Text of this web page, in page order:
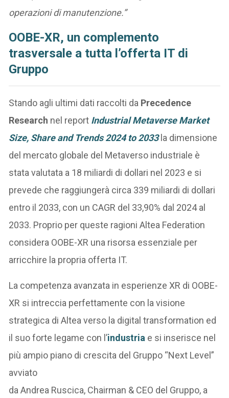
operazioni di manutenzione.”
OOBE-XR, un complemento
trasversale a tutta l’offerta IT di
Gruppo
Stando agli ultimi dati raccolti da Precedence
Research nel report Industrial Metaverse Market
Size, Share and Trends 2024 to 2033la dimensione
del mercato globale del Metaverso industriale è
stata valutata a 18 miliardi di dollari nel 2023 e si
prevede che raggiungerà circa 339 miliardi di dollari
entro il 2033, con un CAGR del 33,90% dal 2024 al
2033. Proprio per queste ragioni Altea Federation
considera OOBE-XR una risorsa essenziale per
arricchire la propria offerta IT.
La competenza avanzata in esperienze XR di OOBE-
XR si intreccia perfettamente con la visione
strategica di Altea verso la digital transformation ed
il suo forte legame con l’industria e si inserisce nel
più ampio piano di crescita del Gruppo “Next Level”
avviato
da Andrea Ruscica, Chairman & CEO del Gruppo, a